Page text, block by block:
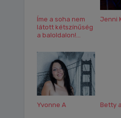
Íme a soha nem
látott kétszínűség
a baloldalon!...
Jenni
Yvonne A Betty